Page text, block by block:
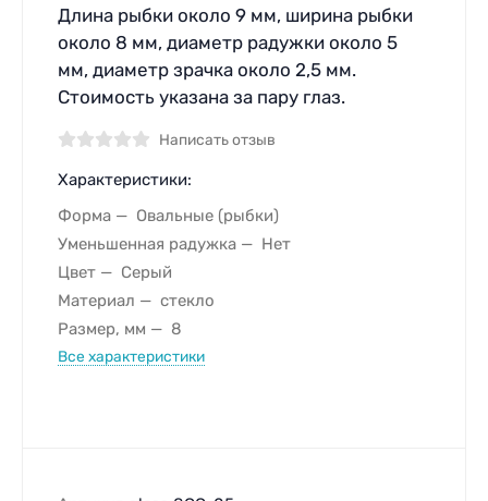
Длина рыбки около 9 мм, ширина рыбки
около 8 мм, диаметр радужки около 5
мм, диаметр зрачка около 2,5 мм.
Стоимость указана за пару глаз.
Написать отзыв
Характеристики:
Форма
Овальные (рыбки)
Уменьшенная радужка
Нет
Цвет
Серый
Материал
стекло
Размер, мм
8
Все характеристики